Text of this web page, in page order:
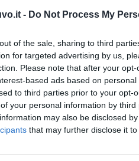
- Do Not Process My
of the sale, sharing to third
for targeted advertising by us,
Please note that after your
based ads based on
to third parties prior to your opt-
your personal information by third
may also be disclosed
that may further disclose it